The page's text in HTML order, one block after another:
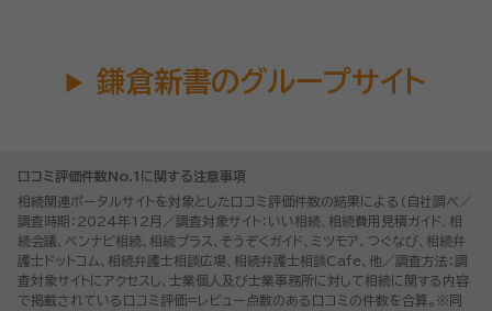
鎌倉新書のグループサイト
口コミ評価件数No.1に関する注意事項
相続関連ポータルサイトを対象とした口コミ評価件数の結果による（自社調べ／
調査時期：2024年12月／調査対象サイト：いい相続、相続費用見積ガイド、相
続会議、ベンナビ相続、相続プラス、そうぞくガイド、ミツモア、つぐなび、相続弁
護士ドットコム、相続弁護士相談広場、相続弁護士相談Cafe、他／調査方法：調
査対象サイトにアクセスし、士業個人及び士業事務所に対して相続に関する内容
で掲載されている口コミ評価=レビュー点数のある口コミの件数を合算。※同